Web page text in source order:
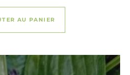
AU PANIER